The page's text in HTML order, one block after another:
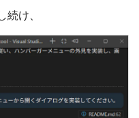
け、